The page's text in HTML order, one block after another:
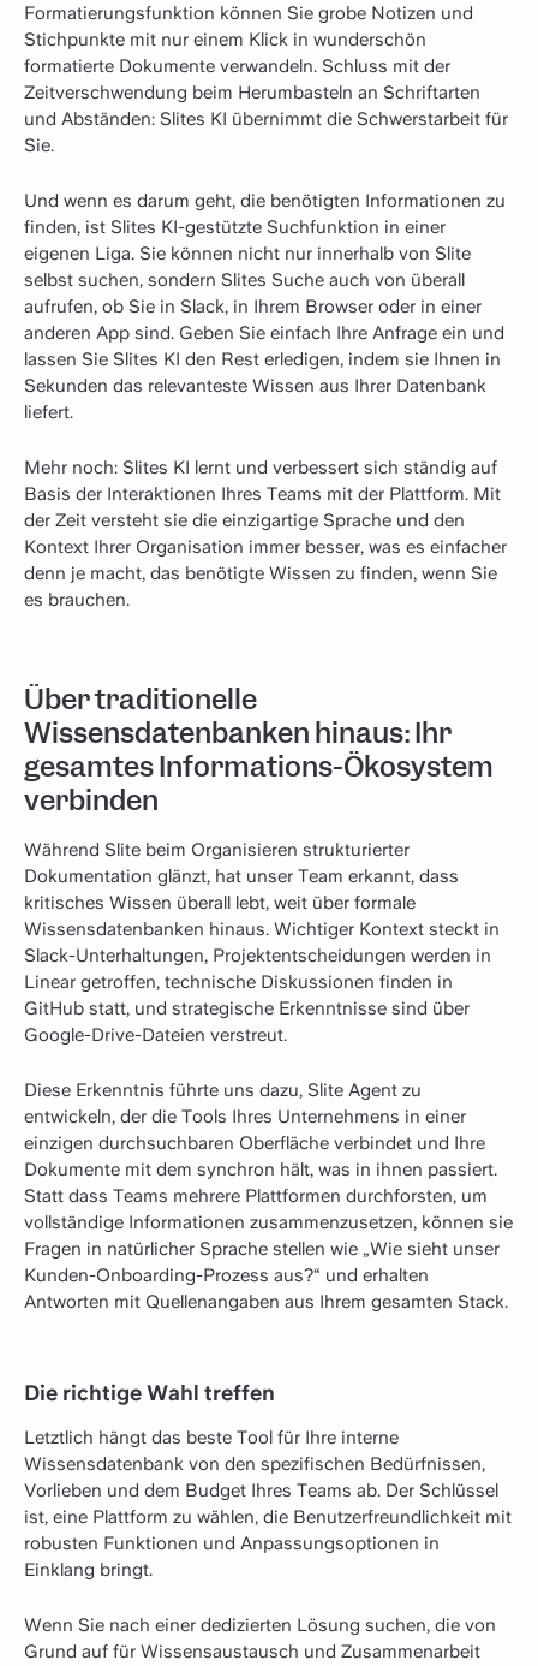
Formatierungsfunktion können Sie grobe Notizen und
Stichpunkte mit nur einem Klick in wunderschön
formatierte Dokumente verwandeln. Schluss mit der
Zeitverschwendung beim Herumbasteln an Schriftarten
und Abständen: Slites KI übernimmt die Schwerstarbeit für
Sie.
Und wenn es darum geht, die benötigten Informationen zu
finden, ist Slites KI-gestützte Suchfunktion in einer
eigenen Liga. Sie können nicht nur innerhalb von Slite
selbst suchen, sondern Slites Suche auch von überall
aufrufen, ob Sie in Slack, in Ihrem Browser oder in einer
anderen App sind. Geben Sie einfach Ihre Anfrage ein und
lassen Sie Slites KI den Rest erledigen, indem sie Ihnen in
Sekunden das relevanteste Wissen aus Ihrer Datenbank
liefert.
Mehr noch: Slites KI lernt und verbessert sich ständig auf
Basis der Interaktionen Ihres Teams mit der Plattform. Mit
der Zeit versteht sie die einzigartige Sprache und den
Kontext Ihrer Organisation immer besser, was es einfacher
denn je macht, das benötigte Wissen zu finden, wenn Sie
es brauchen.
Über traditionelle
Wissensdatenbanken hinaus: Ihr
gesamtes Informations-Ökosystem
verbinden
Während Slite beim Organisieren strukturierter
Dokumentation glänzt, hat unser Team erkannt, dass
kritisches Wissen überall lebt, weit über formale
Wissensdatenbanken hinaus. Wichtiger Kontext steckt in
Slack-Unterhaltungen, Projektentscheidungen werden in
Linear getroffen, technische Diskussionen finden in
GitHub statt, und strategische Erkenntnisse sind über
Google-Drive-Dateien verstreut.
Diese Erkenntnis führte uns dazu, Slite Agent zu
entwickeln, der die Tools Ihres Unternehmens in einer
einzigen durchsuchbaren Oberfläche verbindet und Ihre
Dokumente mit dem synchron hält, was in ihnen passiert.
Statt dass Teams mehrere Plattformen durchforsten, um
vollständige Informationen zusammenzusetzen, können sie
Fragen in natürlicher Sprache stellen wie „Wie sieht unser
Kunden-Onboarding-Prozess aus?“ und erhalten
Antworten mit Quellenangaben aus Ihrem gesamten Stack.
Die richtige Wahl treffen
Letztlich hängt das beste Tool für Ihre interne
Wissensdatenbank von den spezifischen Bedürfnissen,
Vorlieben und dem Budget Ihres Teams ab. Der Schlüssel
ist, eine Plattform zu wählen, die Benutzerfreundlichkeit mit
robusten Funktionen und Anpassungsoptionen in
Einklang bringt.
Wenn Sie nach einer dedizierten Lösung suchen, die von
Grund auf für Wissensaustausch und Zusammenarbeit